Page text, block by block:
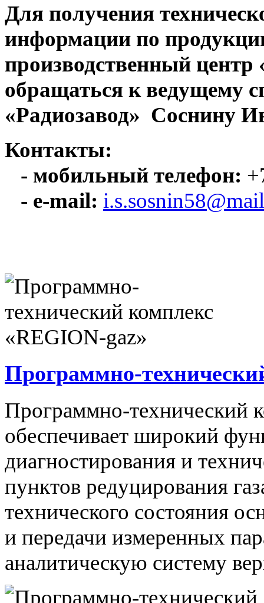
Для получения
информации по
производственный
обращаться к ведущему
«Радиозавод» Соснину
Контакты:
- мобильный телефон:
- e-mail:
Программно-
Программно-технический
обеспечивает широкий
диагностирования и
пунктов редуцирования
технического состояния
и передачи измеренных
аналитическую систему